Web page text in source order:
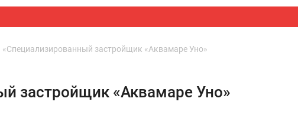
застройщик «Аквамаре Уно»
застройщик «Аквамаре Уно»